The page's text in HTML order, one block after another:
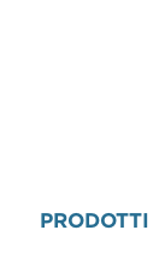
PRODOTTI